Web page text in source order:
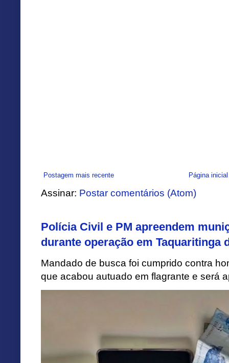
Postagem mais recente Página inicial
Assinar: Postar comentários (Atom)
Polícia Civil e PM apreendem
durante operação em Taquaritinga
Mandado de busca foi cumprido contra
que acabou autuado em flagrante e será